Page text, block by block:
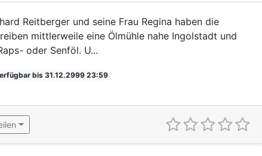
Reitberger und seine Frau Regina haben die
mittlerweile eine Ölmühle nahe Ingolstadt und
oder Senföl. U...
bis 31.12.2999 23:59